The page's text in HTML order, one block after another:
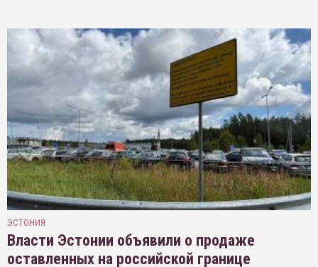
ЭСТОНИЯ
Власти Эстонии объявили о продаже
оставленных на российской границе